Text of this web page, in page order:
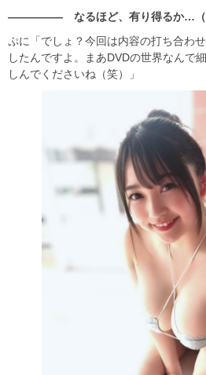
――――― なるほど、有り得るか…（あ
ぷに「でしょ？今回は内容の打ち合わ
したんですよ。まあDVDの世界なんで
しんでくださいね（笑）」